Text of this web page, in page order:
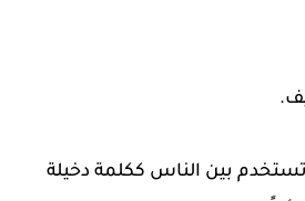
بين الناس ككلمة دخيلة